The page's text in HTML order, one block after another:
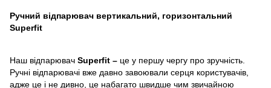
Ручний відпарювач вертикальний, горизонтальний
Superfit
Наш відпарювач Superfit – це у першу чергу про зручність.
Ручні відпарювачі вже давно завоювали серця користувачів,
адже це і не дивно, це набагато швидше чим звичайною